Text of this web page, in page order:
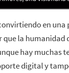
en
que la
hay muchas
digital y